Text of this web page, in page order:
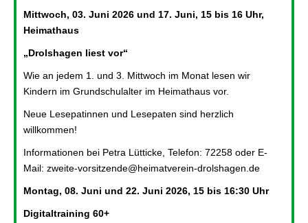
Mittwoch, 03. Juni 2026 und 17. Juni, 15 bis 16 Uhr,
Heimathaus
„Drolshagen liest vor“
Wie an jedem 1. und 3. Mittwoch im Monat lesen wir
Kindern im Grundschulalter im Heimathaus vor.
Neue Lesepatinnen und Lesepaten sind herzlich
willkommen!
Informationen bei Petra Lütticke, Telefon: 72258 oder E-
Mail: zweite-vorsitzende@heimatverein-drolshagen.de
Montag, 08. Juni und 22. Juni 2026, 15 bis 16:30 Uhr
Digitaltraining 60+